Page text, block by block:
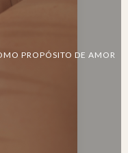
PROPÓSITO DE AMOR